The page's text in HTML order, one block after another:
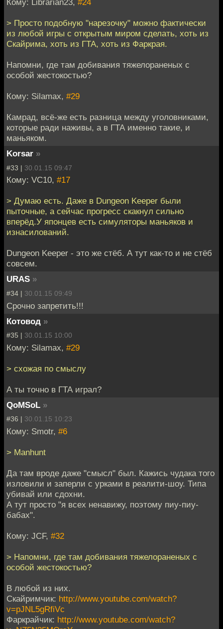
Кому: Librarian23, #24
> Просто подобную "нарезочку" можно фактически
из любой игры с открытым миром сделать, хоть из
Скайрима, хоть из ГТА, хоть из Фаркрая.
Напомни, где там добивания тяжелораненых с
особой жестокостью?
Кому: Silamax, #29
Камрад, всё-же есть разница между уголовниками,
которые ради наживы, а в ГТА именно такие, и
маньяком.
Korsar »
#33 | 30.01.15 09:47
Кому: VC10, #17
> Думаю есть. Даже в Dungeon Keeper были
пыточные, а сейчас прогресс скакнул сильно
вперёд.У японцев есть симуляторы маньяков и
изнасилований.
Dungeon Keeper - это же стёб. А тут как-то и не стёб
совсем.
URAS »
#34 | 30.01.15 09:49
Срочно запретить!!!
Котовод »
#35 | 30.01.15 10:00
Кому: Silamax, #29
> схожая по смыслу
А ты точно в ГТА играл?
QoMSoL »
#36 | 30.01.15 10:23
Кому: Smotr, #6
> Manhunt
Да там вроде даже "смысл" был. Кажись чудака того
изловили и заперли с урками в реалити-шоу. Типа
убивай или сдохни.
А тут просто "я всех ненавижу, поэтому пиу-пиу-
бабах".
Кому: JCF, #32
> Напомни, где там добивания тяжелораненых с
особой жестокостью?
В любой из них.
Скайримчик: http://www.youtube.com/watch?
v=pJNL5gRfiVc
Фаркрайчик: http://www.youtube.com/watch?